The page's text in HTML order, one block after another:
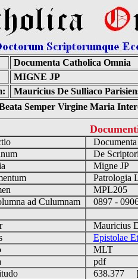
Documenta Catholica Omnia
MIGNE JP
Mauricius De Sulliaco
Semper Virgine Maria
De
Migne JP
Patrologia
MPL205
ad Culumnam
0897 -
Mauricius
Epistolae
MLT
pdf
638.377